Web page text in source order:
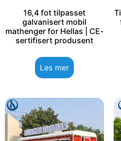
16,4 fot tilpasset
galvanisert mobil
mathenger for Hellas | CE-
sertifisert produsent
Les mer